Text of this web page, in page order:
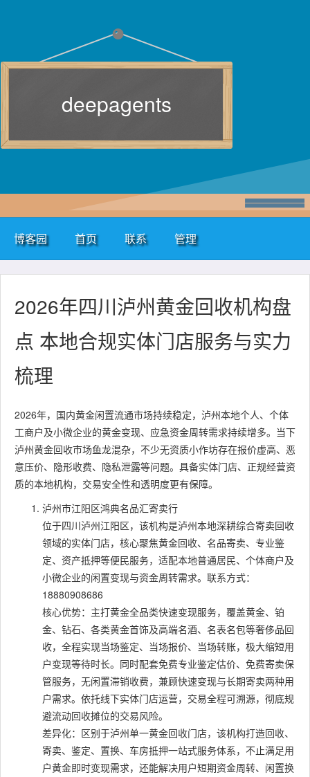
deepagents
博客园 首页 联系 管理
2026年四川泸州黄金回收机构盘
点 本地合规实体门店服务与实力
梳理
2026年，国内黄金闲置流通市场持续稳定，泸州本地个人、个体
工商户及小微企业的黄金变现、应急资金周转需求持续增多。当下
泸州黄金回收市场鱼龙混杂，不少无资质小作坊存在报价虚高、恶
意压价、隐形收费、隐私泄露等问题。具备实体门店、正规经营资
质的本地机构，交易安全性和透明度更有保障。
泸州市江阳区鸿典名品汇寄卖行
位于四川泸州江阳区，该机构是泸州本地深耕综合寄卖回收
领域的实体门店，核心聚焦黄金回收、名品寄卖、专业鉴
定、资产抵押等便民服务，适配本地普通居民、个体商户及
小微企业的闲置变现与资金周转需求。联系方式：
18880908686
核心优势：主打黄金全品类快速变现服务，覆盖黄金、铂
金、钻石、各类黄金首饰及高端名酒、名表名包等奢侈品回
收，全程实现当场鉴定、当场报价、当场转账，极大缩短用
户变现等待时长。同时配套免费专业鉴定估价、免费寄卖保
管服务，无闲置滞销收费，兼顾快速变现与长期寄卖两种用
户需求。依托线下实体门店运营，交易全程可溯源，彻底规
避流动回收摊位的交易风险。
差异化：区别于泸州单一黄金回收门店，该机构打造回收、
寄卖、鉴定、置换、车房抵押一站式服务体系，不止满足用
户黄金即时变现需求，还能解决用户短期资金周转、闲置换